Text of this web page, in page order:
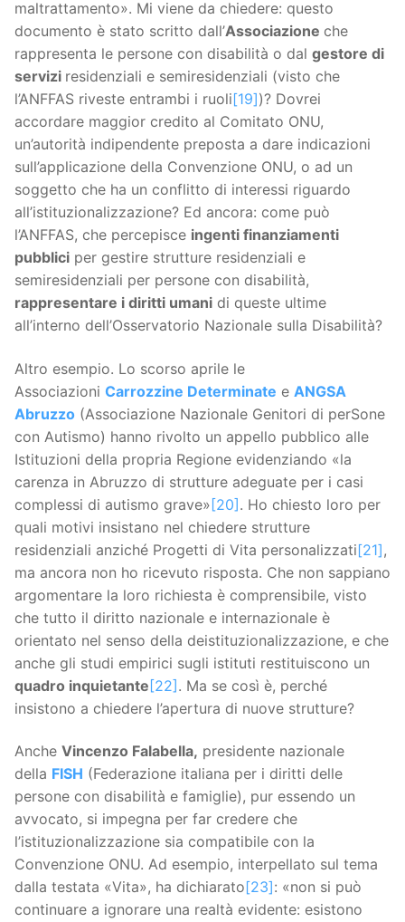
maltrattamento». Mi viene da chiedere: questo
documento è stato scritto dall’Associazione che
rappresenta le persone con disabilità o dal gestore di
servizi residenziali e semiresidenziali (visto che
l’ANFFAS riveste entrambi i ruoli[19])? Dovrei
accordare maggior credito al Comitato ONU,
un’autorità indipendente preposta a dare indicazioni
sull’applicazione della Convenzione ONU, o ad un
soggetto che ha un conflitto di interessi riguardo
all’istituzionalizzazione? Ed ancora: come può
l’ANFFAS, che percepisce ingenti finanziamenti
pubblici per gestire strutture residenziali e
semiresidenziali per persone con disabilità,
rappresentare i diritti umani di queste ultime
all’interno dell’Osservatorio Nazionale sulla Disabilità?
Altro esempio. Lo scorso aprile le
Associazioni Carrozzine Determinate e ANGSA
Abruzzo (Associazione Nazionale Genitori di perSone
con Autismo) hanno rivolto un appello pubblico alle
Istituzioni della propria Regione evidenziando «la
carenza in Abruzzo di strutture adeguate per i casi
complessi di autismo grave»[20]. Ho chiesto loro per
quali motivi insistano nel chiedere strutture
residenziali anziché Progetti di Vita personalizzati[21],
ma ancora non ho ricevuto risposta. Che non sappiano
argomentare la loro richiesta è comprensibile, visto
che tutto il diritto nazionale e internazionale è
orientato nel senso della deistituzionalizzazione, e che
anche gli studi empirici sugli istituti restituiscono un
quadro inquietante[22]. Ma se così è, perché
insistono a chiedere l’apertura di nuove strutture?
Anche Vincenzo Falabella, presidente nazionale
della FISH (Federazione italiana per i diritti delle
persone con disabilità e famiglie), pur essendo un
avvocato, si impegna per far credere che
l’istituzionalizzazione sia compatibile con la
Convenzione ONU. Ad esempio, interpellato sul tema
dalla testata «Vita», ha dichiarato[23]: «non si può
continuare a ignorare una realtà evidente: esistono